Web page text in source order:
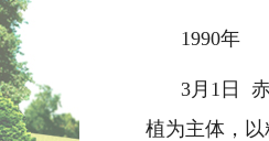
1990年
3月 1 日
植为主体，